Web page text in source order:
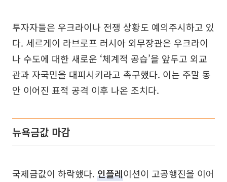
투자자들은 우크라이나 전쟁 상황도 예의주시하고 있
다. 세르게이 라브로프 러시아 외무장관은 우크라이
나 수도에 대한 새로운 ‘체계적 공습’을 앞두고 외교
관과 자국민을 대피시키라고 촉구했다. 이는 주말 동
안 이어진 표적 공격 이후 나온 조치다.
뉴욕금값 마감
국제금값이 하락했다. 인플레이션이 고공행진을 이어